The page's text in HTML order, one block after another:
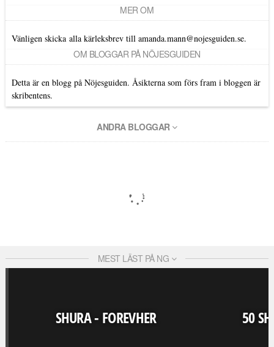
MER OM
Vänligen skicka alla kärleksbrev till amanda.mann@nojesguiden.se.
OM BLOGGAR PÅ NÖJESGUIDEN
Detta är en blogg på Nöjesguiden. Åsikterna som förs fram i bloggen är
skribentens.
ANDRA BLOGGAR
MEST LÄST PÅ NG
SHURA - FOREVHER 50